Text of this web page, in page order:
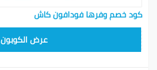
كود خصم وفرها فودافون كاش
عرض الكوبون